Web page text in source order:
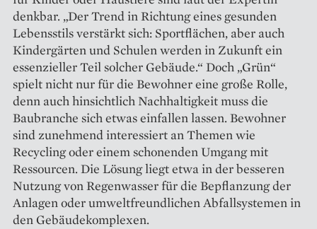
denkbar. „Der Trend in Richtung eines gesunden
Lebensstils verstärkt sich: Sportflächen, aber auch
Kindergärten und Schulen werden in Zukunft ein
essenzieller Teil solcher Gebäude.“ Doch „Grün“
spielt nicht nur für die Bewohner eine große Rolle,
denn auch hinsichtlich Nachhaltigkeit muss die
Baubranche sich etwas einfallen lassen. Bewohner
sind zunehmend interessiert an Themen wie
Recycling oder einem schonenden Umgang mit
Ressourcen. Die Lösung liegt etwa in der besseren
Nutzung von Regenwasser für die Bepflanzung der
Anlagen oder umweltfreundlichen Abfallsys­temen in
den Gebäude­komplexen.